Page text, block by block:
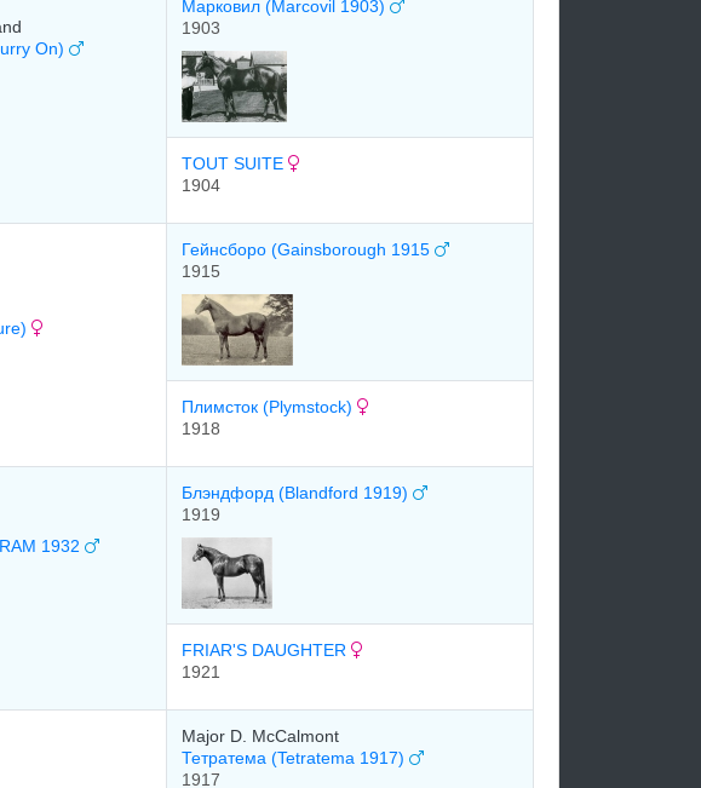
On)
Марковил (Marcovil 1903)
1903
TOUT SUITE
1904
Гейнсборо (Gainsborough 1915
1915
Плимсток (Plymstock)
1918
1932
Блэндфорд (Blandford 1919)
1919
FRIAR'S DAUGHTER
1921
Major D. McCalmont
Тетратема (Tetratema 1917)
1917